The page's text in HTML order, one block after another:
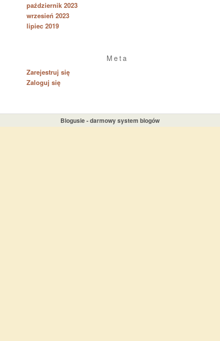
październik 2023
wrzesień 2023
lipiec 2019
Meta
Zarejestruj się
Zaloguj się
Blogusie - darmowy system blogów